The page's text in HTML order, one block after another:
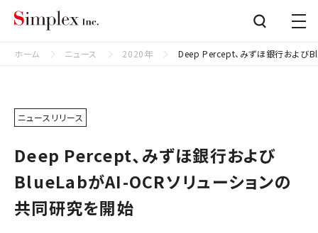
ホーム ニュース 2020年 Deep Percept、みずほ銀行および
ニュースリリース
Deep Percept、みずほ銀行および
BlueLabがAI-OCRソリューションの
共同研究を開始